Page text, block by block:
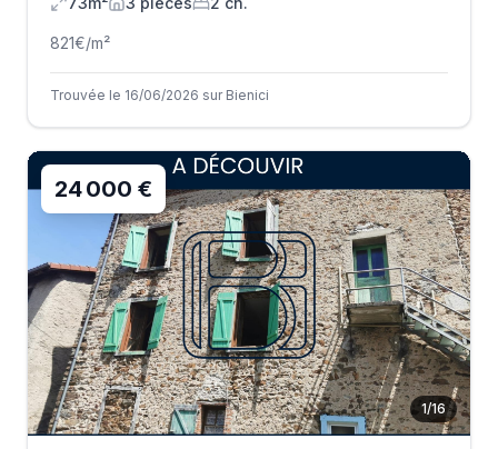
821€/m²
Trouvée le 16/06/2026 sur Bienici
1/16
24 000 €